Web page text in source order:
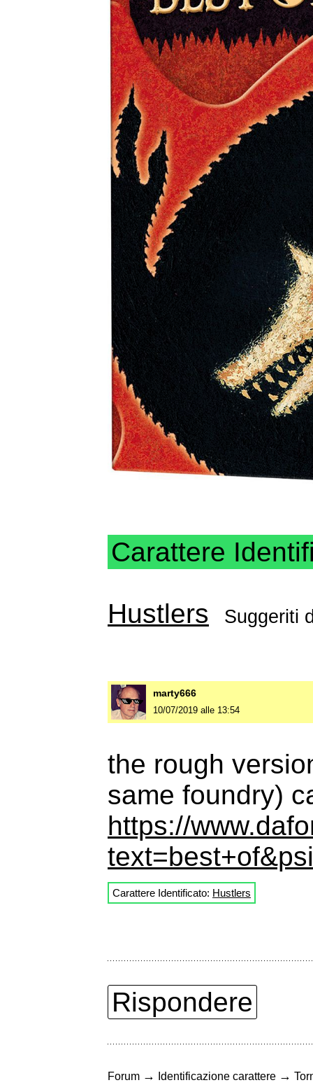
Carattere
Hustlers Suggeriti
marty666
10/07/2019 alle 13:54
the rough
same foundry)
https://
Carattere Identificato: Hustlers
Rispondere
Forum → Identificazione carattere →